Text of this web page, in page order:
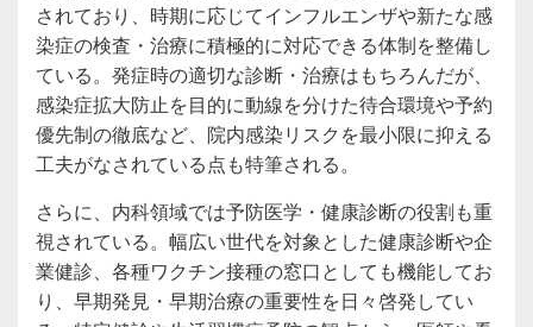
されており、時期に応じてインフルエンザや新たな感
染症の検査・治療に積極的に対応できる体制を整備し
ている。発症時の適切な診断・治療はもちろんだが、
感染症拡大防止を目的に動線を分けた待合環境や予約
優先制の徹底など、院内感染リスクを最小限に抑える
工夫がなされている点も特筆される。
さらに、内科領域では予防医学・健康診断の役割も重
視されている。幅広い世代を対象とした健康診断や企
業健診、各種ワクチン接種の窓口としても機能してお
り、早期発見・早期治療の重要性を日々啓発してい